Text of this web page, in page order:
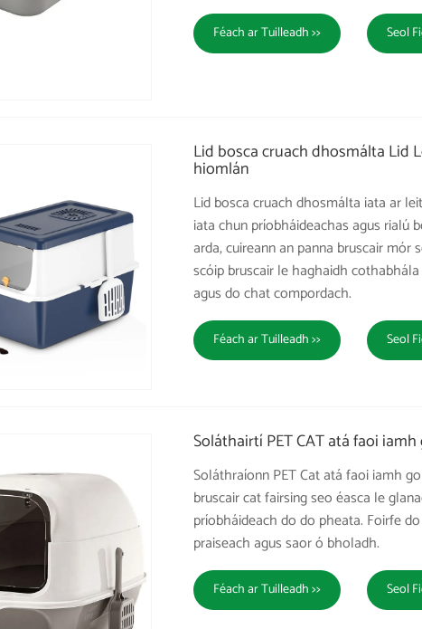
Féach ar Tuilleadh >> Seol
Lid bosca cruach dhosmálta Lid
hiomlán
Lid bosca cruach dhosmálta iata ar
iata chun príobháideachas agus rialú
arda, cuireann an panna bruscair
scóip bruscair le haghaidh
agus do chat compordach.
Féach ar Tuilleadh >> Seol
Soláthairtí PET CAT atá faoi
Soláthraíonn PET Cat atá faoi iamh
bruscair cat fairsing seo éasca le
príobháideach do do pheata. Foirfe
praiseach agus saor ó bholadh.
Féach ar Tuilleadh >> Seol